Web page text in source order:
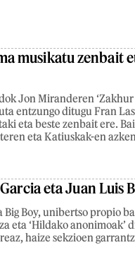
musikatu zenbait
Jon Miranderen
entzungo ditugu Fran
eta beste zenbait ere.
eta Katiuskak-en
eta Juan Luis
Big Boy, unibertso propio
eta ‘Hildako anonimoak’
haize sekzioen